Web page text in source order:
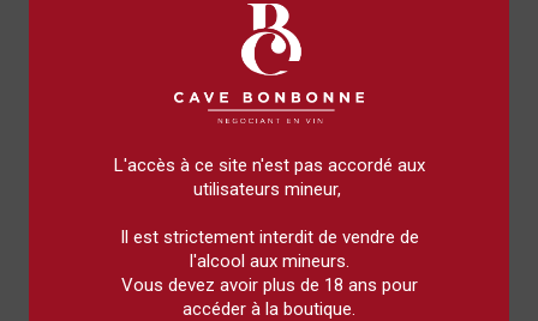
L'accès à ce site n'est pas accordé aux
utilisateurs mineur,
Il est strictement interdit de vendre de
l'alcool aux mineurs.
Vous devez avoir plus de 18 ans pour
accéder à la boutique.